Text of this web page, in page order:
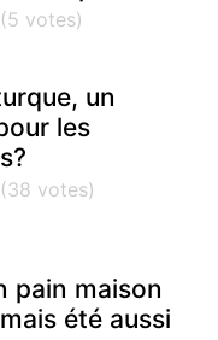
un
les
pain maison
été aussi